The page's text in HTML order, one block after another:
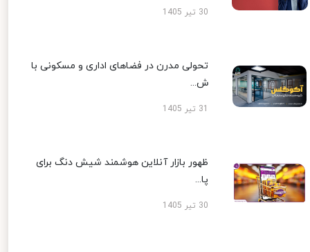
30 تیر 1405
تحولی مدرن در فضاهای اداری و مسکونی با
ش...
ظهور بازار آنلاین هوشمند شیش دنگ برای
پا...
30 تیر 1405